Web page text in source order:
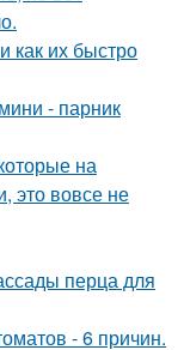
как их быстро
- парник
на
это вовсе не
перца для
- 6 причин.